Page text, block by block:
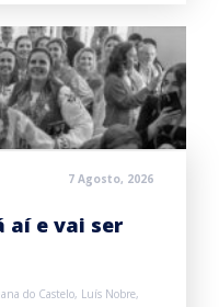
7 Agosto, 2026
aí e vai ser
do Castelo, Luís Nobre,